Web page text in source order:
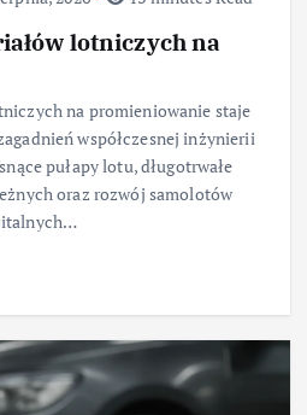
lotniczych na
na promieniowanie staje
współczesnej inżynierii
pułapy lotu, długotrwałe
oraz rozwój samolotów